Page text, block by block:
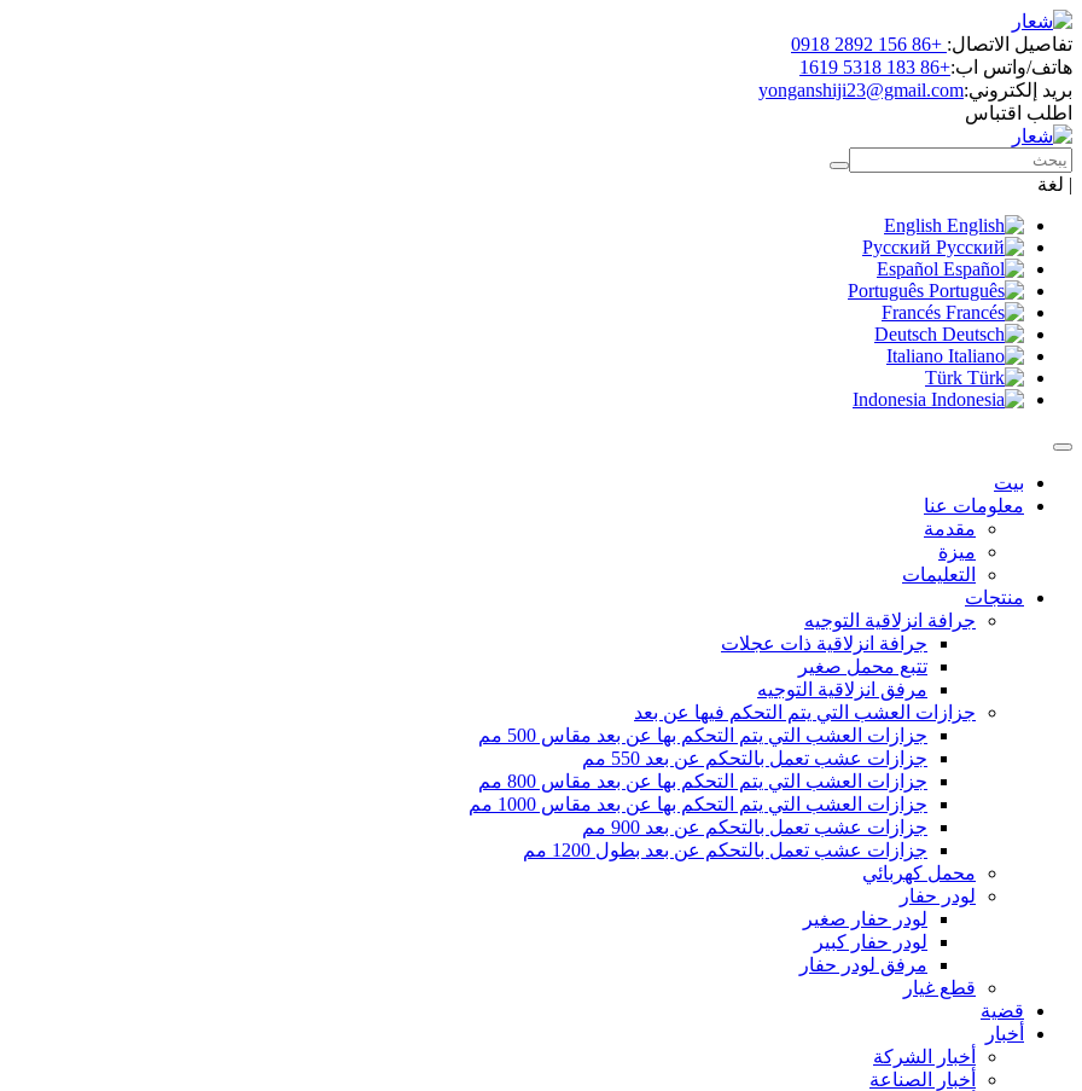
تفاصيل الاتصال: +86 156 2892 0918
هاتف/واتس اب:+86 183 5318 1619
بريد إلكتروني:yonganshiji23@gmail.com
اطلب اقتباس
| لغة
بيت
معلومات عنا
مقدمة
ميزة
التعليمات
منتجات
جرافة انزلاقية التوجيه
جرافة انزلاقية ذات عجلات
تتبع محمل صغير
مرفق انزلاقية التوجيه
جزازات العشب التي يتم التحكم فيها عن بعد
جزازات العشب التي يتم التحكم بها عن بعد مقاس 500 مم
جزازات عشب تعمل بالتحكم عن بعد 550 مم
جزازات العشب التي يتم التحكم بها عن بعد مقاس 800 مم
جزازات العشب التي يتم التحكم بها عن بعد مقاس 1000 مم
جزازات عشب تعمل بالتحكم عن بعد 900 مم
جزازات عشب تعمل بالتحكم عن بعد بطول 1200 مم
محمل كهربائي
لودر حفار
لودر حفار صغير
لودر حفار كبير
مرفق لودر حفار
قطع غيار
قضية
أخبار
أخبار الشركة
أخبار الصناعة